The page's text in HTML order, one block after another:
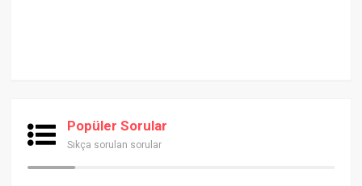
Popüler Sorular
Sıkça sorulan sorular